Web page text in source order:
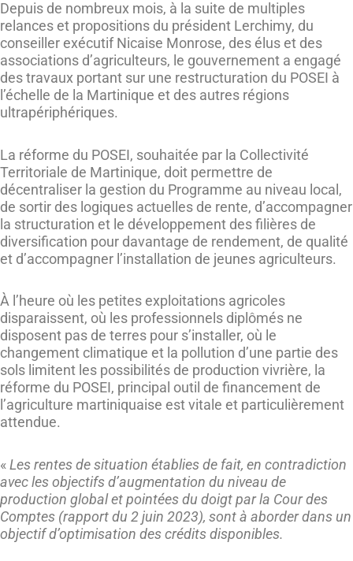
Depuis de nombreux mois, à la suite de multiples
relances et propositions du président Lerchimy, du
conseiller exécutif Nicaise Monrose, des élus et des
associations d’agriculteurs, le gouvernement a engagé
des travaux portant sur une restructuration du POSEI à
l’échelle de la Martinique et des autres régions
ultrapériphériques.
La réforme du POSEI, souhaitée par la Collectivité
Territoriale de Martinique, doit permettre de
décentraliser la gestion du Programme au niveau local,
de sortir des logiques actuelles de rente, d’accompagner
la structuration et le développement des filières de
diversification pour davantage de rendement, de qualité
et d’accompagner l’installation de jeunes agriculteurs.
À l’heure où les petites exploitations agricoles
disparaissent, où les professionnels diplômés ne
disposent pas de terres pour s’installer, où le
changement climatique et la pollution d’une partie des
sols limitent les possibilités de production vivrière, la
réforme du POSEI, principal outil de financement de
l’agriculture martiniquaise est vitale et particulièrement
attendue.
«Les rentes de situation établies de fait, en contradiction
avec les objectifs d’augmentation du niveau de
production global et pointées du doigt par la Cour des
Comptes (rapport du 2 juin 2023), sont à aborder dans un
objectif d’optimisation des crédits disponibles.